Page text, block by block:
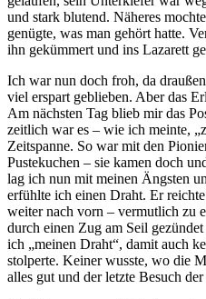
und stark blutend. Näheres
genügte, was man gehört hatte.
ihn gekümmert und ins Lazarett
Ich war nun doch froh, da
viel erspart geblieben. Aber das
Am nächsten Tag blieb mir das
zeitlich war es – wie ich meinte,
Zeitspanne. So war mit den
Pustekuchen ‒ sie kamen doch
lag ich nun mit meinen Ängsten
erfühlte ich einen Draht. Er
weiter nach vorn ‒ vermutlich zu
durch einen Zug am Seil
ich
meinen Draht , damit auch
stolperte. Keiner wusste, wo die
alles gut und der letzte Besuch